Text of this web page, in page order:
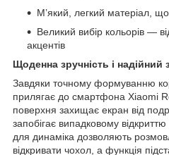
М’який, легкий матеріал,
Великий вибір кольорів —
акцентів
Щоденна зручність і надійний
Завдяки точному формуванню
прилягає до смартфона Xiaomi
поверхня захищає екран від
запобігає випадковому
для динаміка дозволяють
відкривати чохол, а функція